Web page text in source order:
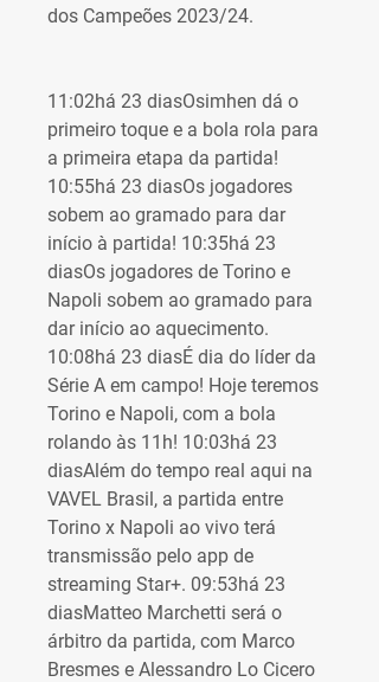
dos Campeões 2023/24.
11:02há 23 diasOsimhen dá o
primeiro toque e a bola rola para
a primeira etapa da partida!
10:55há 23 diasOs jogadores
sobem ao gramado para dar
início à partida! 10:35há 23
diasOs jogadores de Torino e
Napoli sobem ao gramado para
dar início ao aquecimento.
10:08há 23 diasÉ dia do líder da
Série A em campo! Hoje teremos
Torino e Napoli, com a bola
rolando às 11h! 10:03há 23
diasAlém do tempo real aqui na
VAVEL Brasil, a partida entre
Torino x Napoli ao vivo terá
transmissão pelo app de
streaming Star+. 09:53há 23
diasMatteo Marchetti será o
árbitro da partida, com Marco
Bresmes e Alessandro Lo Cicero